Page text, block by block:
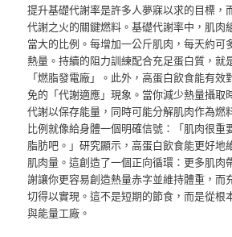
提升基礎代謝率是許多人夢寐以求的目標，
代謝之火的關鍵燃料。基礎代謝率中，肌肉
當大的比例。每增加一公斤肌肉，每天約可
熱量。持續的阻力訓練配合充足蛋白質，就
「燃脂發電廠」。此外，高蛋白飲食能有
免的「代謝適應」現象。當你減少熱量攝取
代謝以保存能量，同時可能分解肌肉作為燃
比例就像給身體一個明確信號：「肌肉很重
脂肪吧。」研究顯示，高蛋白飲食能更好地
肌肉量。這創造了一個正向循環：更多肌肉
謝讓你更容易創造熱量赤字並維持體重，而
切得以實現。這不是短期的節食，而是從根
與能量工廠。